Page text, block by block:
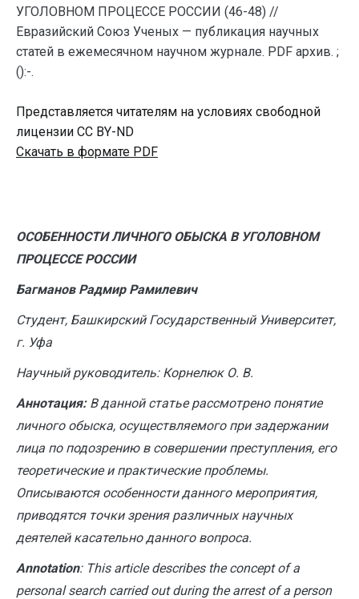
УГОЛОВНОМ ПРОЦЕССЕ РОССИИ (46-48) //
Евразийский Союз Ученых — публикация научных
статей в ежемесячном научном журнале. PDF архив. ;
():-.
Представляется читателям на условиях свободной
лицензии CC BY-ND
Скачать в формате PDF
ОСОБЕННОСТИ ЛИЧНОГО ОБЫСКА В УГОЛОВНОМ
ПРОЦЕССЕ РОССИИ
Багманов Радмир Рамилевич
Студент, Башкирский Государственный Университет,
г. Уфа
Научный руководитель: Корнелюк О. В.
Аннотация: В данной статье рассмотрено понятие
личного обыска, осуществляемого при задержании
лица по подозрению в совершении преступления, его
теоретические и практические проблемы.
Описываются особенности данного мероприятия,
приводятся точки зрения различных научных
деятелей касательно данного вопроса.
Annotation: This article describes the concept of a
personal search carried out during the arrest of a person